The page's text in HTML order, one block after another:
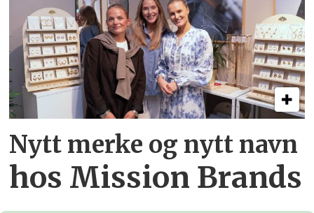
Nytt merke og nytt navn
hos Mission Brands